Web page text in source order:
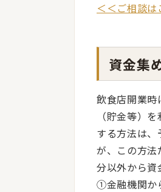
＜＜ご相談
資金集
飲食店開業時
（貯金等）
する方法は
が、この方法
分以外から資
①金融機関か